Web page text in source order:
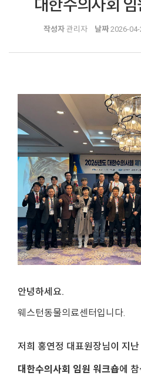
대한수의사회
작성자관리자 날짜2026-04-
안녕하세요.
웨스턴동물의료센터입니다.
저희 홍연정 대표원장님이 지
대한수의사회 임원 워크숍에